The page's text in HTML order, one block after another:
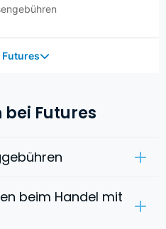
Futures
beim Handel mit